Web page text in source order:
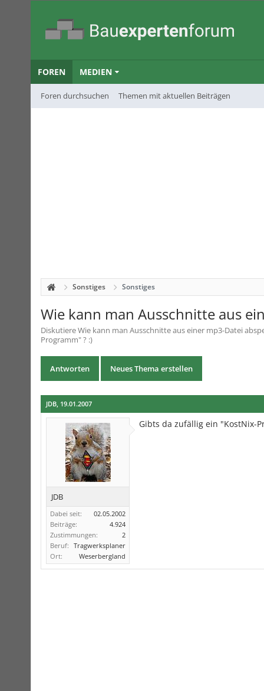
FOREN
Foren durchsuchen Themen mit aktuellen Beiträgen
MEDIEN
Sonstiges Sonstiges
Wie kann man Ausschnitte aus
DiskutiereWie kann man Ausschnitte aus einer mp3-Datei
Programm" ? :)
Antworten Neues Thema erstellen
JDB, 19.01.2007
JDB
Dabei seit:
02.05.2002
Beiträge:
4.924
Zustimmungen:
2
Beruf: Tragwerksplaner
Ort:
Weserbergland
Gibts da zufällig ein "KostNix-